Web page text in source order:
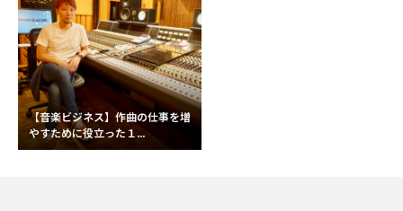
【音楽ビジネス】作曲の仕事を増
やすために役立った１...